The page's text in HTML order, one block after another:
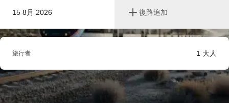
15 8月 2026 復路追加
旅行者 1 大人